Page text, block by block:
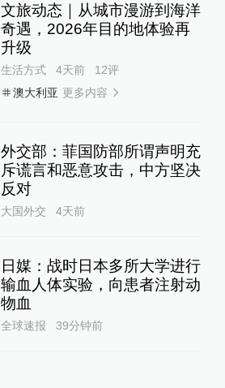
文旅动态｜从城市漫游到海洋
奇遇，2026年目的地体验再
升级
生活方式 4天前 12评
澳大利亚 更多内容
外交部：菲国防部所谓声明充
斥谎言和恶意攻击，中方坚决
反对
大国外交 4天前
日媒：战时日本多所大学进行
输血人体实验，向患者注射动
物血
全球速报 39分钟前